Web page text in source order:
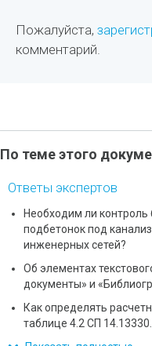
Пожалуйста,
комментарий.
По теме этого
Ответы экспертов
Необходим ли
подбетонок под
инженерных сетей?
Об элементах
документы» и
Как определять
таблице 4.2 СП